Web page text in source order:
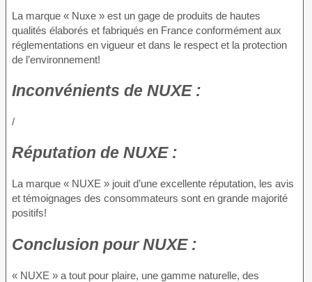
La marque « Nuxe » est un gage de produits de hautes
qualités élaborés et fabriqués en France conformément aux
réglementations en vigueur et dans le respect et la protection
de l’environnement!
Inconvénients de NUXE :
/
Réputation de NUXE :
La marque « NUXE » jouit d’une excellente réputation, les avis
et témoignages des consommateurs sont en grande majorité
positifs!
Conclusion pour NUXE :
« NUXE » a tout pour plaire, une gamme naturelle, des